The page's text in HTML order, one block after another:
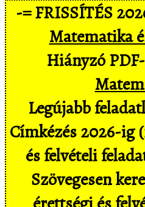
-= FRISSÍTÉS
Matematika
Hiányzó
Legújabb
Címkézés 2026-ig
és felvételi
Szövegesen